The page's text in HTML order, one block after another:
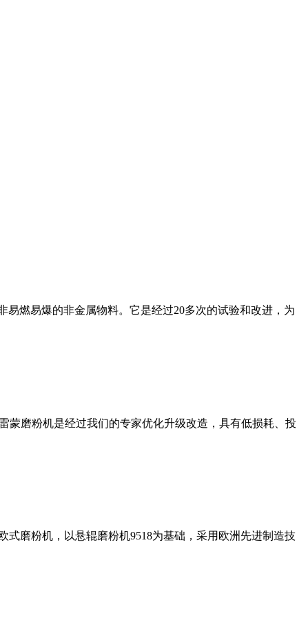
燃易爆的非金属物料。它是经过20多次的试验和改进，为
蒙磨粉机是经过我们的专家优化升级改造，具有低损耗、投
磨粉机，以悬辊磨粉机9518为基础，采用欧洲先进制造技